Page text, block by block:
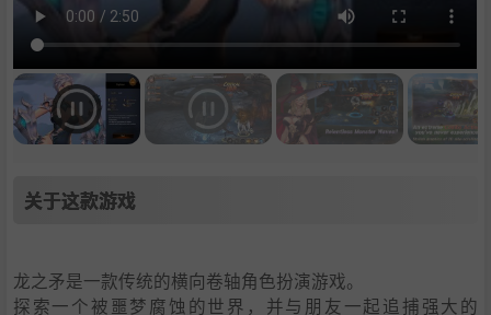
关于这款游戏
龙之矛是一款传统的横向卷轴角色扮演游戏。
探索一个被噩梦腐蚀的世界，并与朋友一起追捕强大的